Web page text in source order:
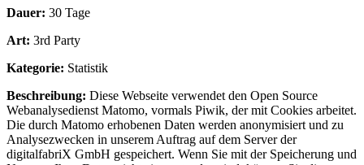
Dauer: 30 Tage
Art: 3rd Party
Kategorie: Statistik
Beschreibung: Diese Webseite verwendet den Open Source
Webanalysedienst Matomo, vormals Piwik, der mit Cookies arbeitet.
Die durch Matomo erhobenen Daten werden anonymisiert und zu
Analysezwecken in unserem Auftrag auf dem Server der
digitalfabriX GmbH gespeichert. Wenn Sie mit der Speicherung und